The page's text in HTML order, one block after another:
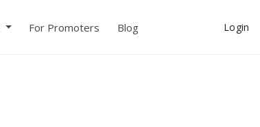
For Promoters Blog Login